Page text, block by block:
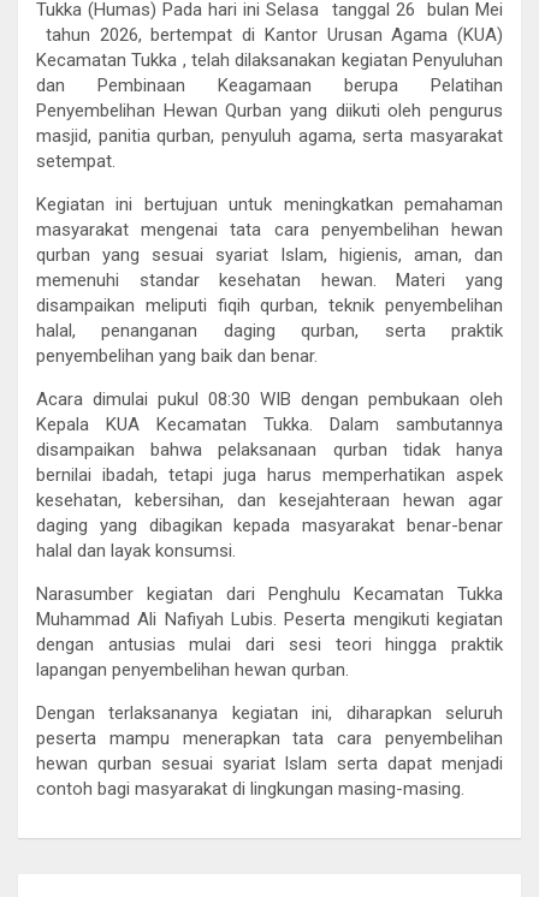
Tukka (Humas) Pada hari ini Selasa tanggal 26 bulan Mei
tahun 2026, bertempat di Kantor Urusan Agama (KUA)
Kecamatan Tukka , telah dilaksanakan kegiatan Penyuluhan
dan Pembinaan Keagamaan berupa Pelatihan
Penyembelihan Hewan Qurban yang diikuti oleh pengurus
masjid, panitia qurban, penyuluh agama, serta masyarakat
setempat.
Kegiatan ini bertujuan untuk meningkatkan pemahaman
masyarakat mengenai tata cara penyembelihan hewan
qurban yang sesuai syariat Islam, higienis, aman, dan
memenuhi standar kesehatan hewan. Materi yang
disampaikan meliputi fiqih qurban, teknik penyembelihan
halal, penanganan daging qurban, serta praktik
penyembelihan yang baik dan benar.
Acara dimulai pukul 08:30 WIB dengan pembukaan oleh
Kepala KUA Kecamatan Tukka. Dalam sambutannya
disampaikan bahwa pelaksanaan qurban tidak hanya
bernilai ibadah, tetapi juga harus memperhatikan aspek
kesehatan, kebersihan, dan kesejahteraan hewan agar
daging yang dibagikan kepada masyarakat benar-benar
halal dan layak konsumsi.
Narasumber kegiatan dari Penghulu Kecamatan Tukka
Muhammad Ali Nafiyah Lubis. Peserta mengikuti kegiatan
dengan antusias mulai dari sesi teori hingga praktik
lapangan penyembelihan hewan qurban.
Dengan terlaksananya kegiatan ini, diharapkan seluruh
peserta mampu menerapkan tata cara penyembelihan
hewan qurban sesuai syariat Islam serta dapat menjadi
contoh bagi masyarakat di lingkungan masing-masing.